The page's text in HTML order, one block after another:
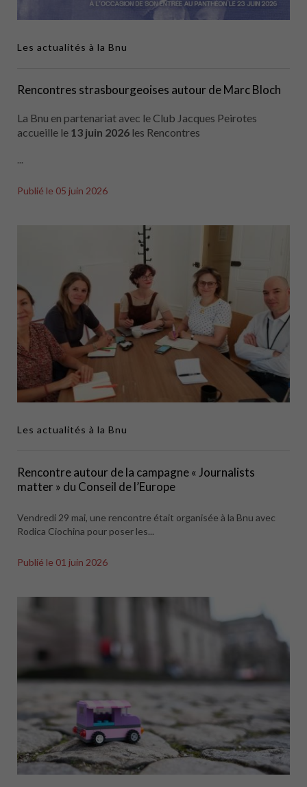
Les actualités à la Bnu
Rencontres strasbourgeoises autour de Marc Bloch
La Bnu en partenariat avec le Club Jacques Peirotes
accueille le 13 juin 2026 les Rencontres
...
Publié le 05 juin 2026
Les actualités à la Bnu
Rencontre autour de la campagne « Journalists
matter » du Conseil de l’Europe
Vendredi 29 mai, une rencontre était organisée à la Bnu avec
Rodica Ciochina pour poser les...
Publié le 01 juin 2026